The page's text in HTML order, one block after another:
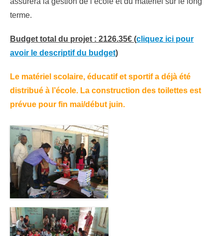
terme.
Budget total du projet : 2126.35€ (cliquez ici pour
avoir le descriptif du budget)
Le matériel scolaire, éducatif et sportif a déjà été
distribué à l’école. La construction des toilettes est
prévue pour fin mai/début juin.